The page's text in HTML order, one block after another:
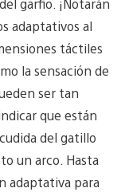
garfio. ¡Notarán
adaptativos al
táctiles
la sensación de
ser tan
que están
del gatillo
un arco. Hasta
adaptativa para